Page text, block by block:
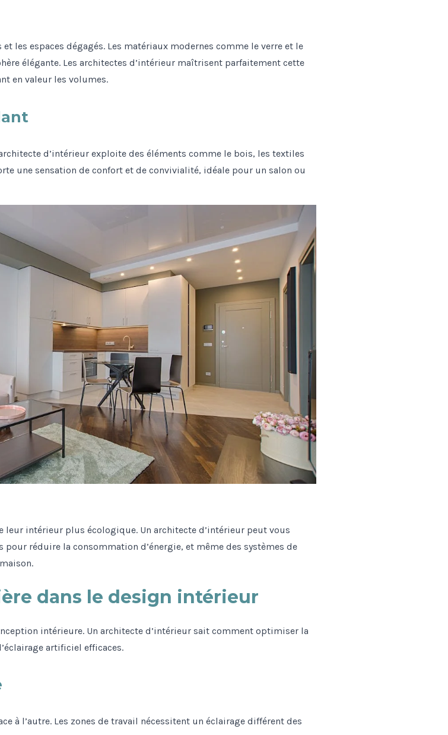
les espaces dégagés. Les matériaux modernes comme le verre et le
élégante. Les architectes d’intérieur maîtrisent parfaitement cette
en valeur les volumes.
d’intérieur exploite des éléments comme le bois, les textiles
une sensation de confort et de convivialité, idéale pour un salon ou
leur intérieur plus écologique. Un architecte d’intérieur peut vous
réduire la consommation d’énergie, et même des systèmes de
dans le design intérieur
intérieure. Un architecte d’intérieur sait comment optimiser la
artificiel efficaces.
à l’autre. Les zones de travail nécessitent un éclairage différent des